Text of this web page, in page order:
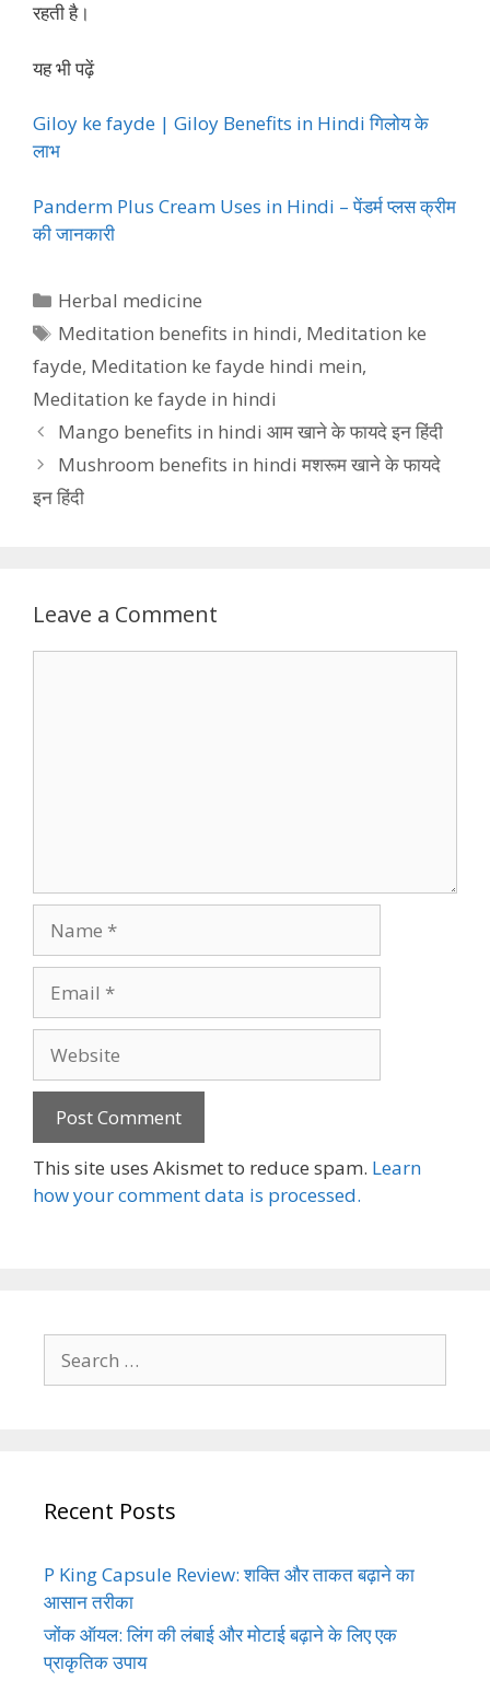
रहती है।
यह भी पढ़ें
Giloy ke fayde | Giloy Benefits in Hindi गिलोय के
लाभ
Panderm Plus Cream Uses in Hindi – पेंडर्म प्लस क्रीम
की जानकारी
Categories
Herbal medicine
Tags
Meditation benefits in hindi, Meditation ke
fayde, Meditation ke fayde hindi mein,
Meditation ke fayde in hindi
Mango benefits in hindi आम खाने के फायदे इन हिंदी
Mushroom benefits in hindi मशरूम खाने के फायदे
इन हिंदी
Leave a Comment
This site uses Akismet to reduce spam. Learn
how your comment data is processed.
for:
Recent Posts
P King Capsule Review: शक्ति और ताकत बढ़ाने का
आसान तरीका
जोंक ऑयल: लिंग की लंबाई और मोटाई बढ़ाने के लिए एक
प्राकृतिक उपाय